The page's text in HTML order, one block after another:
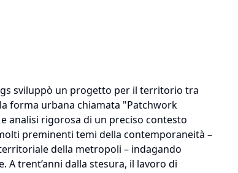
sviluppò un progetto per il territorio tra
forma urbana chiamata "Patchwork
analisi rigorosa di un preciso contesto
preminenti temi della contemporaneità –
della metropoli – indagando
trent’anni dalla stesura, il lavoro di